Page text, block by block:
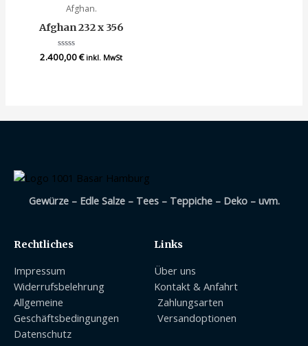
Afghan.
Afghan 232 x 356
Bewertet
mit
2.400,00€ inkl. MwSt
Gewürze – Edle Salze – Tees – Teppiche – Deko – uvm.
Rechtliches
Impressum
Widerrufsbelehrung
Allgemeine
Geschäftsbedingungen
Datenschutz
Links
Über uns
Kontakt & Anfahrt
Zahlungsarten
Versandoptionen